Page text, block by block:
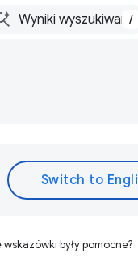
/
wskazówki były pomocne?